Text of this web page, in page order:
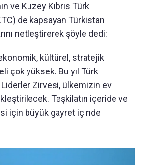
ve Kuzey Kıbrıs Türk
de kapsayan Türkistan
netleştirerek şöyle dedi:
kültürel, stratejik
çok yüksek. Bu yıl Türk
Liderler Zirvesi, ülkemizin ev
Teşkilatın içeride ve
için büyük gayret içinde